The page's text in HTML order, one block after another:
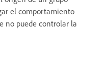
el comportamiento
no puede controlar la